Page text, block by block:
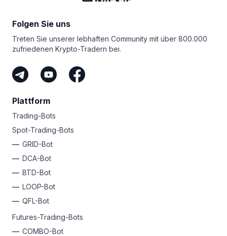
zu automatisieren. Warum melden Sie sich nicht noch
heute an und entfesseln Ihren inneren Krypto-Rockstar?
Mitarbeitern und unser Engagement für
Spitzenleistungen dafür, dass Sie sich bei der
Verwaltung Ihrer Kryptogelder bei uns absolut sicher
fühlen können.
Folgen Sie uns
Treten Sie unserer lebhaften Community mit über 800.000
zufriedenen Krypto-Tradern bei.
Plattform
Trading-Bots
Spot-Trading-Bots
GRID-Bot
DCA-Bot
BTD-Bot
LOOP-Bot
QFL-Bot
Futures-Trading-Bots
COMBO-Bot